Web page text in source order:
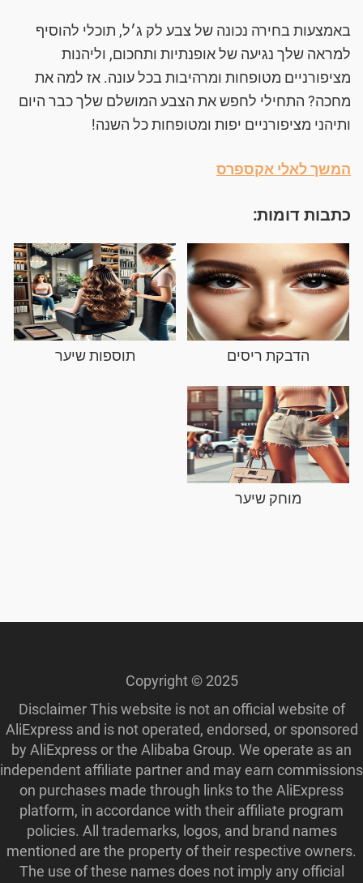
באמצעות בחירה נכונה של צבע לק ג׳ל, תוכלי להוסיף
למראה שלך נגיעה של אופנתיות ותחכום, וליהנות
מציפורניים מטופחות ומרהיבות בכל עונה. אז למה את
מחכה? התחילי לחפש את הצבע המושלם שלך כבר היום
ותיהני מציפורניים יפות ומטופחות כל השנה!
המשך לאלי אקספרס
כתבות דומות:
הדבקת ריסים תוספות שיער
מוחק שיער
Copyright © 2025
Disclaimer This website is not an official website of
AliExpress and is not operated, endorsed, or sponsored
by AliExpress or the Alibaba Group. We operate as an
independent affiliate partner and may earn commissions
on purchases made through links to the AliExpress
platform, in accordance with their affiliate program
policies. All trademarks, logos, and brand names
mentioned are the property of their respective owners.
The use of these names does not imply any official